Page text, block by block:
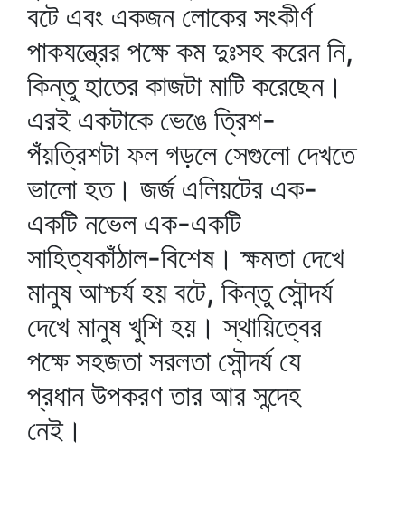
বটে এবং একজন লোকের সংকীর্ণ
পাকযন্ত্রের পক্ষে কম দুঃসহ করেন নি,
কিন্তু হাতের কাজটা মাটি করেছেন।
এরই একটাকে ভেঙে ত্রিশ-
পঁয়ত্রিশটা ফল গড়লে সেগুলো দেখতে
ভালো হত। জর্জ এলিয়টের এক-
একটি নভেল এক-একটি
সাহিত্যকাঁঠাল-বিশেষ। ক্ষমতা দেখে
মানুষ আশ্চর্য হয় বটে, কিন্তু সৌন্দর্য
দেখে মানুষ খুশি হয়। স্থায়িত্বের
পক্ষে সহজতা সরলতা সৌন্দর্য যে
প্রধান উপকরণ তার আর সন্দেহ
নেই।